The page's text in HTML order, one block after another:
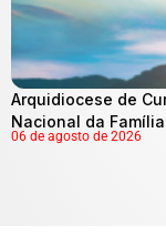
Arquidiocese de
Nacional da
06 de agosto de 2026